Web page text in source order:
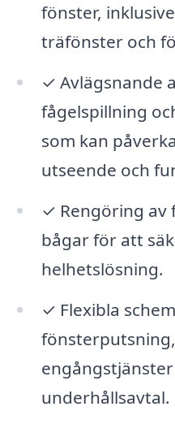
fönster,
träfönster och
✓ Avlägsnande
fågelspillning
som kan
utseende och
✓ Rengöring av
bågar för att
helhetslösning.
✓ Flexibla
underhållsavtal.